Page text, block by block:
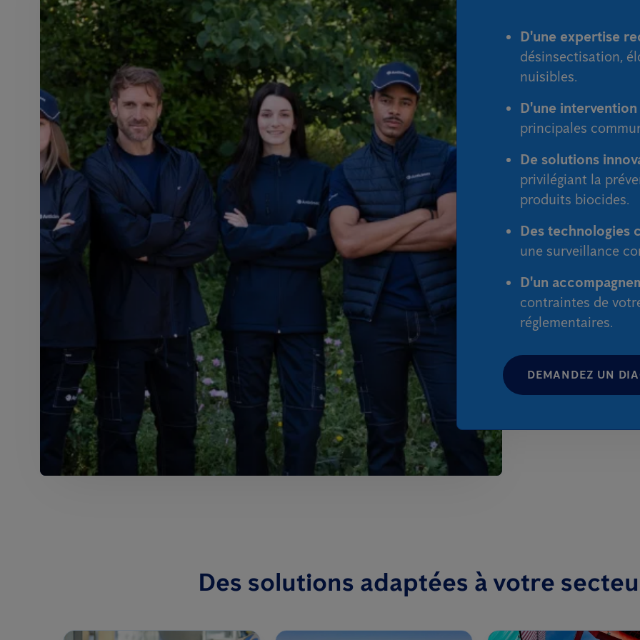
D'une expertise
désinsectisation,
nuisibles.
D'une
principales
De solutions
privilégiant la
produits biocides.
Des technologies
une surveillance
D'un
contraintes de
réglementaires.
DEMANDEZ UN
Des solutions adaptées à votre